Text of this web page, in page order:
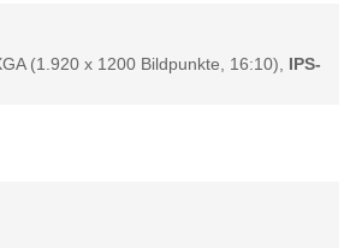
(1.920 x 1200 Bildpunkte, 16:10), IPS-